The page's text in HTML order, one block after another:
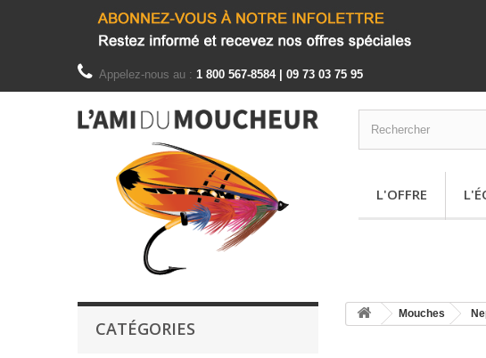
Appelez-nous au : 1 800 567-8584 | 09 73 03 75 95
L'OFFRE
CATÉGORIES
Mouches